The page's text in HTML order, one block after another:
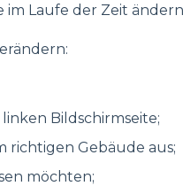
im Laufe der Zeit
Bildschirmseite;
richtigen Gebäude aus;
möchten;